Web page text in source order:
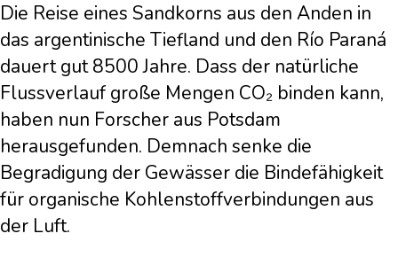
Die Reise eines Sandkorns aus den Anden in
das argentinische Tiefland und den Río Paraná
dauert gut 8500 Jahre. Dass der natürliche
Flussverlauf große Mengen CO₂ binden kann,
haben nun Forscher aus Potsdam
herausgefunden. Demnach senke die
Begradigung der Gewässer die Bindefähigkeit
für organische Kohlenstoffverbindungen aus
der Luft.